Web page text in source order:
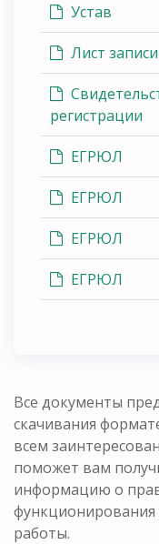
Устав
Лист
регистрации
ЕГРЮЛ
ЕГРЮЛ
ЕГРЮЛ
ЕГРЮЛ
Все документы
скачивания
всем
поможет вам
информацию о
функционирования
работы.